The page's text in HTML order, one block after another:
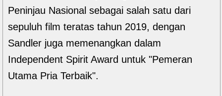
Peninjau Nasional sebagai salah satu dari
sepuluh film teratas tahun 2019, dengan
Sandler juga memenangkan dalam
Independent Spirit Award untuk "Pemeran
Utama Pria Terbaik".